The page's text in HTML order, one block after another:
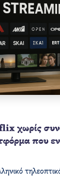
χωρίς
που